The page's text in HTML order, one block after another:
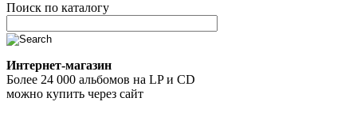
Поиск по каталогу
Интернет-магазин
Более 24 000 альбомов на LP и CD
можно купить через сайт